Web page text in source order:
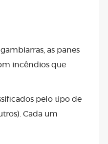
as panes
incêndios que
pelo tipo de
Cada um